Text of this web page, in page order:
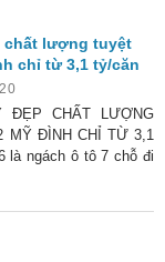
chất lượng tuyệt
chỉ từ 3,1 tỷ/căn
CHẤT LƯỢNG
MỸ ĐÌNH CHỈ TỪ 3,1
là ngách ô tô 7 chỗ đi